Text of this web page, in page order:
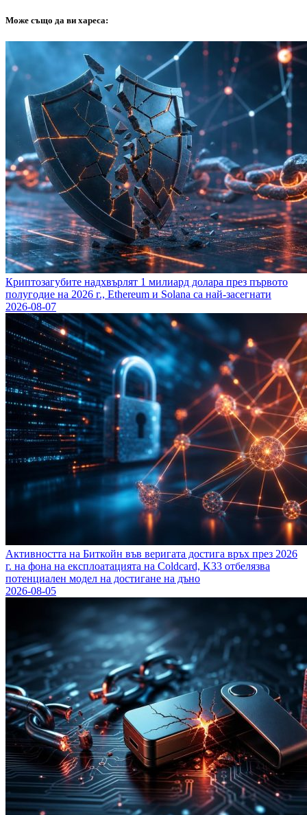
Може също да ви хареса:
Криптозагубите надхвърлят 1 милиард долара през първото
полугодие на 2026 г., Ethereum и Solana са най-засегнати
2026-08-07
Активността на Биткойн във веригата достига връх през 2026
г. на фона на експлоатацията на Coldcard, K33 отбелязва
потенциален модел на достигане на дъно
2026-08-05